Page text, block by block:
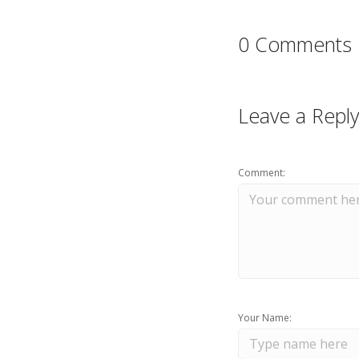
0 Comments
Leave a Reply
Comment:
Your Name: